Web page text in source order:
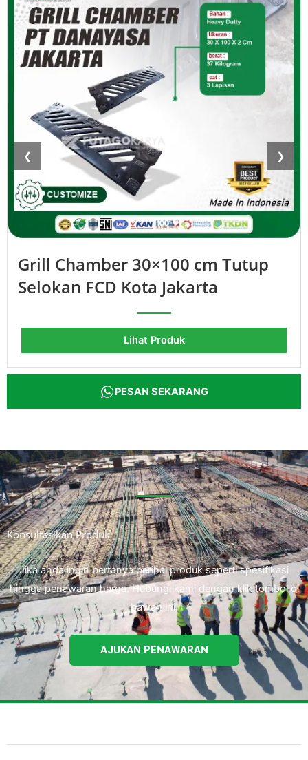
❮ ❯
Grill Chamber 30×100 cm Tutup
Selokan FCD Kota Jakarta
Lihat Produk
PESAN SEKARANG
Konsultasikan Produk
Jika anda ingin bertanya perihal produk seperti spesifikasi
hingga penawaran harga. Hubungi kami dengan klik tombol di
bawah ini.
AJUKAN PENAWARAN